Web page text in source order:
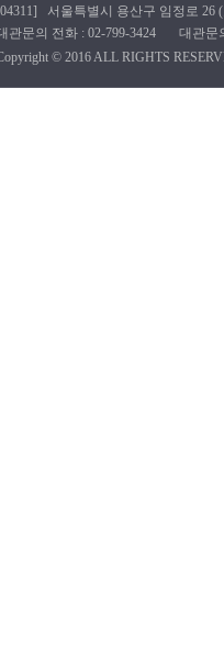
서울특별시 용산구 임정로
관문의 전화 : 02-799-3424 대관문
© 2016 ALL RIGHTS